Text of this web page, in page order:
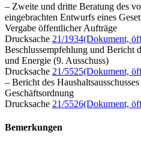
– Zweite und dritte Beratung des
eingebrachten Entwurfs eines
Vergabe öffentlicher Aufträge
Drucksache 21/1934(Dokument,
Beschlussempfehlung und Bericht
und Energie (9. Ausschuss)
Drucksache 21/5525(Dokument,
– Bericht des
Geschäftsordnung
Drucksache 21/5526(Dokument,
Bemerkungen